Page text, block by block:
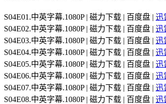
S04E01.中英字幕.1080P | 磁力下载 | 百度盘 | 迅
S04E02.中英字幕.1080P | 磁力下载 | 百度盘 | 迅
S04E03.中英字幕.1080P | 磁力下载 | 百度盘 | 迅
S04E04.中英字幕.1080P | 磁力下载 | 百度盘 | 迅
S04E05.中英字幕.1080P | 磁力下载 | 百度盘 | 迅
S04E06.中英字幕.1080P | 磁力下载 | 百度盘 | 迅
S04E07.中英字幕.1080P | 磁力下载 | 百度盘 | 迅
S04E08.中英字幕.1080P | 磁力下载 | 百度盘 | 迅